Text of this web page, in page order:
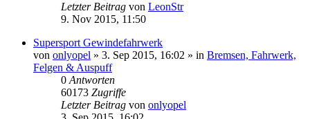
Letzter Beitrag von LeonStr
9. Nov 2015, 11:50
Supersport Gewindefahrwerk
von onlyopel » 3. Sep 2015, 16:02 » in Bremsen, Fahrwerk,
Felgen & Auspuff
0 Antworten
60173 Zugriffe
Letzter Beitrag von onlyopel